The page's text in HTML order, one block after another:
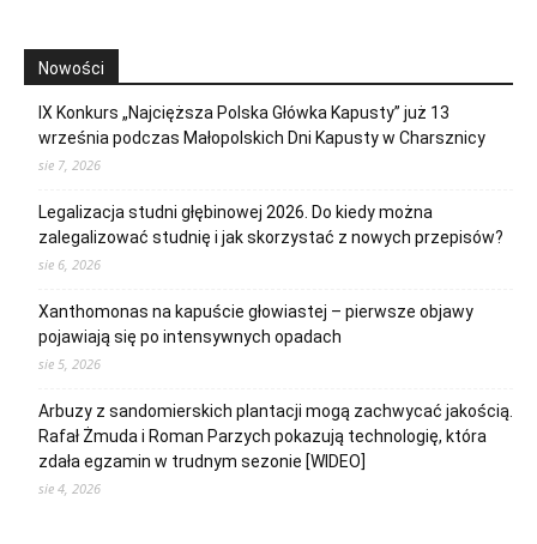
Nowości
IX Konkurs „Najcięższa Polska Główka Kapusty” już 13
września podczas Małopolskich Dni Kapusty w Charsznicy
sie 7, 2026
Legalizacja studni głębinowej 2026. Do kiedy można
zalegalizować studnię i jak skorzystać z nowych przepisów?
sie 6, 2026
Xanthomonas na kapuście głowiastej – pierwsze objawy
pojawiają się po intensywnych opadach
sie 5, 2026
Arbuzy z sandomierskich plantacji mogą zachwycać jakością.
Rafał Żmuda i Roman Parzych pokazują technologię, która
zdała egzamin w trudnym sezonie [WIDEO]
sie 4, 2026